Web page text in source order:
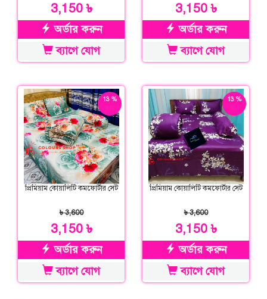
3,150 ৳
অর্ডার করুন
ব্যাগে যোগ
3,150 ৳
অর্ডার করুন
ব্যাগে যোগ
13 %
প্রিমিয়াম কোয়ালিটি কমফোর্টার সেট
৳ 3,600
3,150 ৳
অর্ডার করুন
ব্যাগে যোগ
13 %
প্রিমিয়াম কোয়ালিটি কমফোর্টার সেট
৳ 3,600
3,150 ৳
অর্ডার করুন
ব্যাগে যোগ